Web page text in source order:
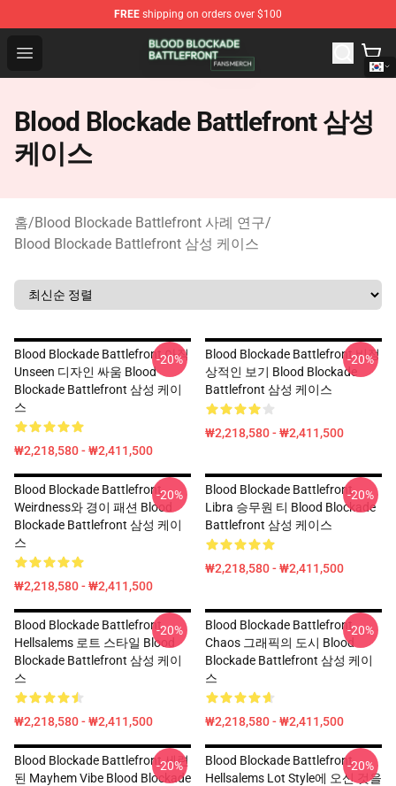
FREE shipping on orders over $100
Open menu
Blood Blockade Battlefront Shop - Official Blood
Blood Blockade Battlefront 삼성
케이스
홈/Blood Blockade Battlefront 사례 연구/
Blood Blockade Battlefront 삼성 케이스
Blood Blockade Battlefront 아직
Unseen 디자인 싸움 Blood
Blockade Battlefront 삼성 케이
스
₩2,218,580 - ₩2,411,500
-20%
Blood Blockade Battlefront 비정
상적인 보기 Blood Blockade
Battlefront 삼성 케이스
₩2,218,580 - ₩2,411,500
-20%
Blood Blockade Battlefront
Weirdness와 경이 패션 Blood
Blockade Battlefront 삼성 케이
스
₩2,218,580 - ₩2,411,500
-20%
Blood Blockade Battlefront
Libra 승무원 티 Blood Blockade
Battlefront 삼성 케이스
₩2,218,580 - ₩2,411,500
-20%
Blood Blockade Battlefront
Hellsalems 로트 스타일 Blood
Blockade Battlefront 삼성 케이
스
₩2,218,580 - ₩2,411,500
-20%
Blood Blockade Battlefront
Chaos 그래픽의 도시 Blood
Blockade Battlefront 삼성 케이
스
₩2,218,580 - ₩2,411,500
-20%
Blood Blockade Battlefront 세련
된 Mayhem Vibe Blood Blockade
-20%
Blood Blockade Battlefront
Hellsalems Lot Style에 오신 것을
-20%